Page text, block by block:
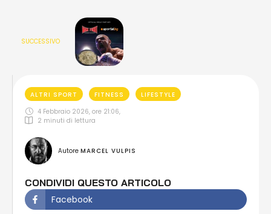
SUCCESSIVO
ALTRI SPORT FITNESS
LIFESTYLE
4 Febbraio 2026, ore 21:06,
2 minuti di lettura
Autore MARCEL VULPIS
CONDIVIDI QUESTO ARTICOLO
Facebook